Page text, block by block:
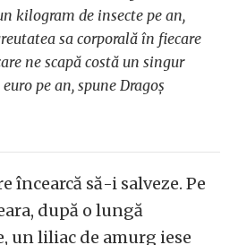
kilogram de insecte pe an,
sa corporală în fiecare
ne scapă costă un singur
pe an, spune Dragoș
încearcă să-i salveze. Pe
după o lungă
un liliac de amurg iese